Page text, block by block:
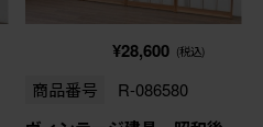
¥28,600 (税込)
商品番号 R-086580